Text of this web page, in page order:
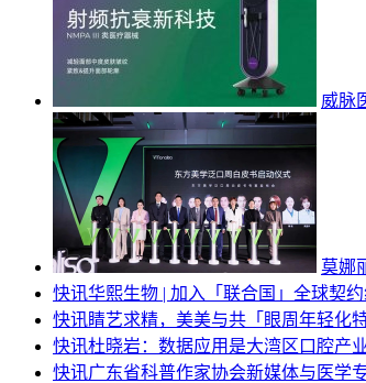
威脉
莫娜
快讯华熙生物 | 加入「联合国」全球契
快讯睛艺求精，美美与共「眼周年轻化
快讯杜晓岩：数据应用是大湾区口腔产
快讯广东省科普作家协会新媒体与医学